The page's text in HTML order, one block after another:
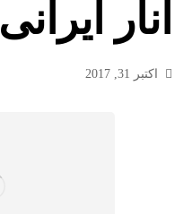
انار ایرانی
اکتبر 31, 2017